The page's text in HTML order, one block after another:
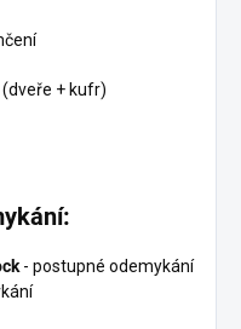
+ kufr)
- postupné odemykání